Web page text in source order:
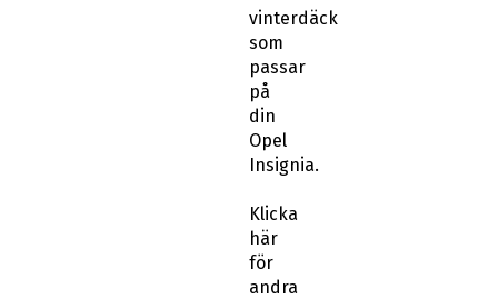
vinterdäck
som
passar
på
din
Opel
Insignia.
Klicka
här
för
andra